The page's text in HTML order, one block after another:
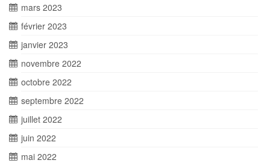
mars 2023
février 2023
janvier 2023
novembre 2022
octobre 2022
septembre 2022
juillet 2022
juin 2022
mai 2022